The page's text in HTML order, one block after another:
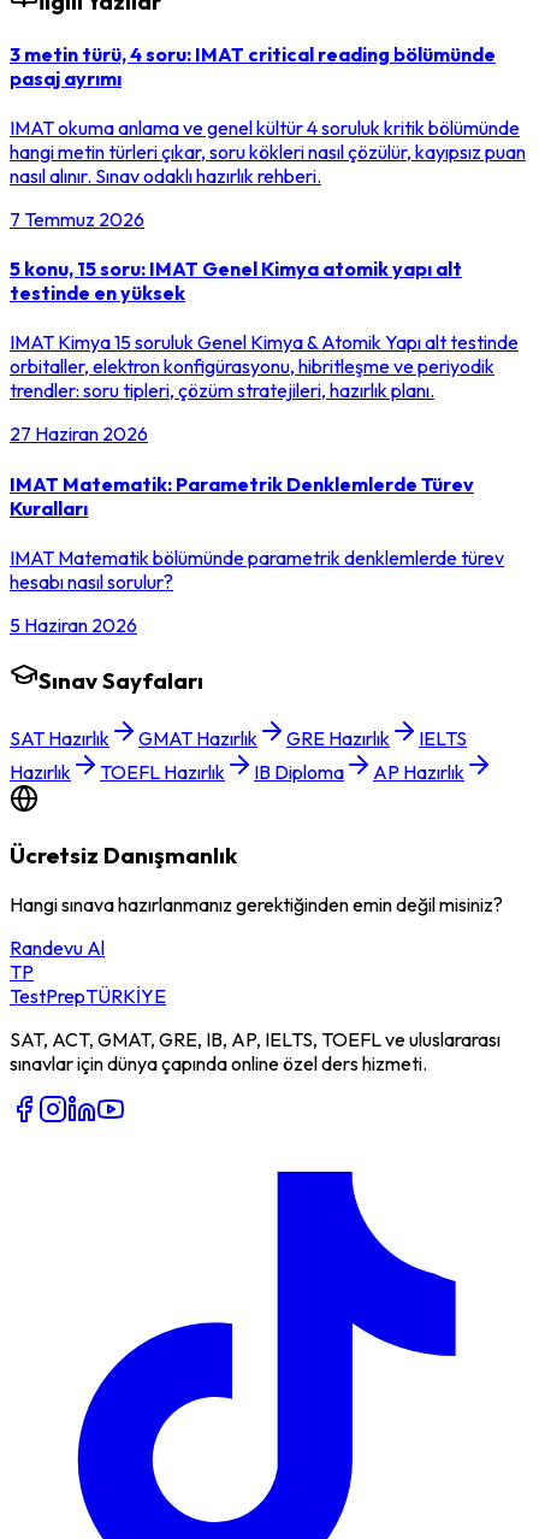
3 metin türü, 4 soru: IMAT critical reading bölümünde
pasaj ayrımı
IMAT okuma anlama ve genel kültür 4 soruluk kritik bölümünde
hangi metin türleri çıkar, soru kökleri nasıl çözülür, kayıpsız puan
nasıl alınır. Sınav odaklı hazırlık rehberi.
7 Temmuz 2026
5 konu, 15 soru: IMAT Genel Kimya atomik yapı alt
testinde en yüksek
IMAT Kimya 15 soruluk Genel Kimya & Atomik Yapı alt testinde
orbitaller, elektron konfigürasyonu, hibritleşme ve periyodik
trendler: soru tipleri, çözüm stratejileri, hazırlık planı.
27 Haziran 2026
IMAT Matematik: Parametrik Denklemlerde Türev
Kuralları
IMAT Matematik bölümünde parametrik denklemlerde türev
hesabı nasıl sorulur?
5 Haziran 2026
Sınav Sayfaları
SAT Hazırlık GMAT Hazırlık GRE Hazırlık
IELTS
Hazırlık
TOEFL Hazırlık IB Diploma AP Hazırlık
Ücretsiz Danışmanlık
Hangi sınava hazırlanmanız gerektiğinden emin değil misiniz?
Randevu Al
TP
TestPrepTÜRKİYE
SAT, ACT, GMAT, GRE, IB, AP, IELTS, TOEFL ve uluslararası
sınavlar için dünya çapında online özel ders hizmeti.